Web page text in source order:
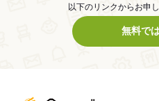
以下のリンクからお申
無料で